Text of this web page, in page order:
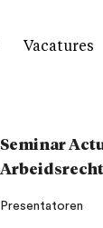
Vacatures
Seminar
Presentatoren